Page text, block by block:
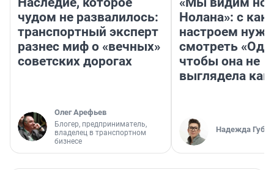
чудом не развалилось:
транспортный эксперт
разнес миф о «вечных»
советских дорогах
Олег Арефьев
Блогер, предприниматель,
владелец в транспортном
бизнесе
Нолана»: с
настроем
смотреть
чтобы она не
выглядела как
Надежда